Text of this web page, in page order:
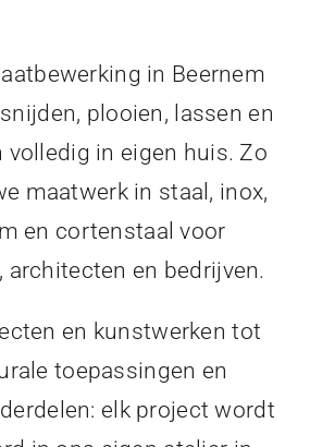
in Beernem
plooien, lassen en
volledig in eigen huis. Zo
maatwerk in staal, inox,
en cortenstaal voor
architecten en bedrijven.
en kunstwerken tot
toepassingen en
elk project wordt